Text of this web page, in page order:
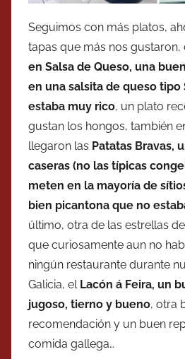
Seguimos con más platos,
tapas que más nos gustaron,
en Salsa de Queso, una
en una salsita de queso tipo
estaba muy rico, un plato
gustan los hongos, también
llegaron las Patatas Bravas,
caseras (no las típicas
meten en la mayoría de
bien picantona que no
último, otra de las estrellas
que curiosamente aun no
ningún restaurante durante
Galicia, el Lacón á Feira, un
jugoso, tierno y bueno, otra
recomendación y un buen
comida gallega…